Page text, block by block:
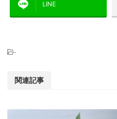
LINE
-
関連記事